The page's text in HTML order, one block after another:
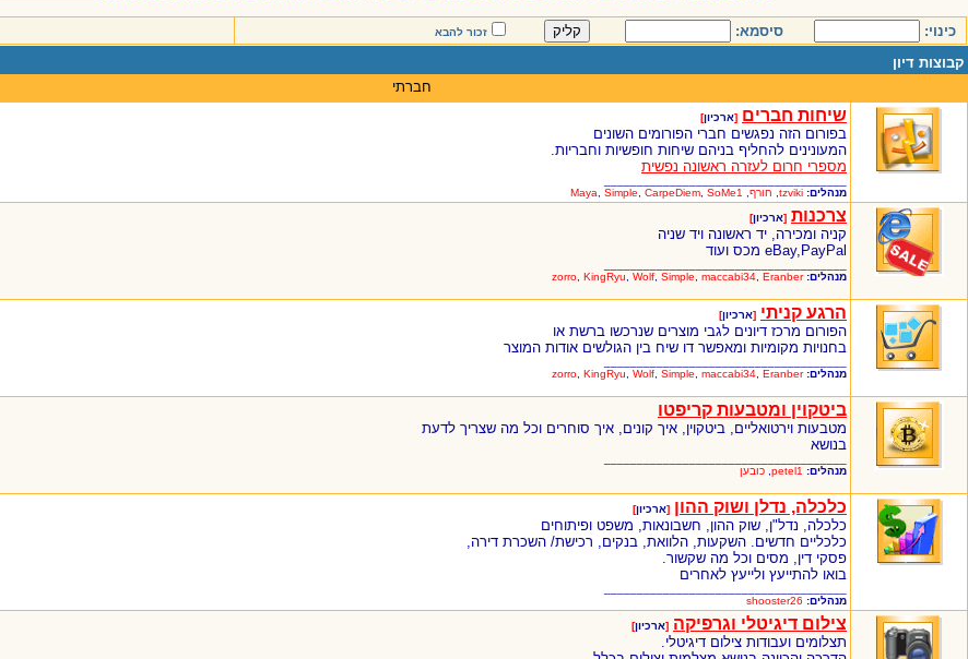
כינוי: סיסמא: זכור להבא
קבוצות דיון
חברתי
שיחות חברים [ארכיון]
בפורום הזה נפגשים חברי הפורומים השונים
המעונינים להחליף בניהם שיחות חופשיות וחבריות.
מספרי חרום לעזרה ראשונה נפשית
מנהלים: tzviki חורף Maya Simple CarpeDiem SoMe1
צרכנות [ארכיון]
קניה ומכירה, יד ראשונה ויד שניה
eBay,PayPal מכס ועוד
מנהלים:
zorro KingRyu Wolf Simple maccabi34 Eranber
הרגע קניתי [ארכיון]
הפורום מרכז דיונים לגבי מוצרים שנרכשו ברשת או
בחנויות מקומיות ומאפשר דו שיח בין הגולשים אודות המוצר
מנהלים:
zorro KingRyu Wolf Simple maccabi34 Eranber
ביטקוין ומטבעות קריפטו
מטבעות וירטואליים, ביטקוין, איך קונים, איך סוחרים וכל מה שצריך לדעת
בנושא
מנהלים: petel1 כובען
כלכלה, נדלן ושוק ההון [ארכיון]
כלכלה, נדל"ן, שוק ההון, חשבונאות, משפט ופיתוחים
כלכליים חדשים. השקעות, הלוואת, בנקים, רכישת/ השכרת דירה,
פסקי דין, מסים וכל מה שקשור.
בואו להתייעץ ולייעץ לאחרים
מנהלים: shooster26
צילום דיגיטלי וגרפיקה [ארכיון]
תצלומים ועבודות צילום דיגיטלי.